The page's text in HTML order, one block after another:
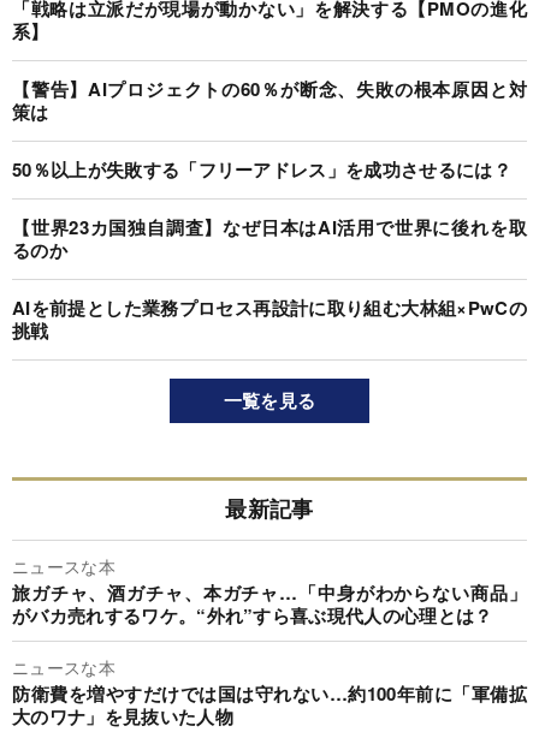
「戦略は立派だが現場が動かない」を解決する【PMOの進化
系】
【警告】AIプロジェクトの60％が断念、失敗の根本原因と対
策は
50％以上が失敗する「フリーアドレス」を成功させるには？
【世界23カ国独自調査】なぜ日本はAI活用で世界に後れを取
るのか
AIを前提とした業務プロセス再設計に取り組む大林組×PwCの
挑戦
一覧を見る
最新記事
ニュースな本
旅ガチャ、酒ガチャ、本ガチャ…「中身がわからない商品」
がバカ売れするワケ。“外れ”すら喜ぶ現代人の心理とは？
ニュースな本
防衛費を増やすだけでは国は守れない…約100年前に「軍備拡
大のワナ」を見抜いた人物